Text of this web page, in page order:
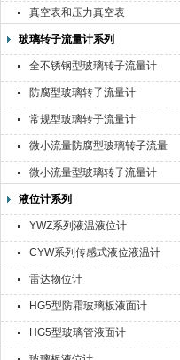
真空表和压力真空表
玻璃转子流量计系列
全不锈钢型玻璃转子流量计
防腐型玻璃转子流量计
常规型玻璃转子流量计
微小流量防腐型玻璃转子流量
计
微小流量型玻璃转子流量计
液位计系列
YWZ系列液温液位计
CYW系列传感式液位液温计
雷达物位计
HG5型防霜玻璃板液面计
HG5型玻璃管液面计